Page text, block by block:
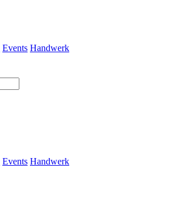
Events Handwerk
Events Handwerk